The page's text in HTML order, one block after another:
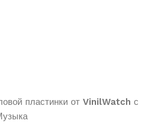
пластинки от VinilWatch с